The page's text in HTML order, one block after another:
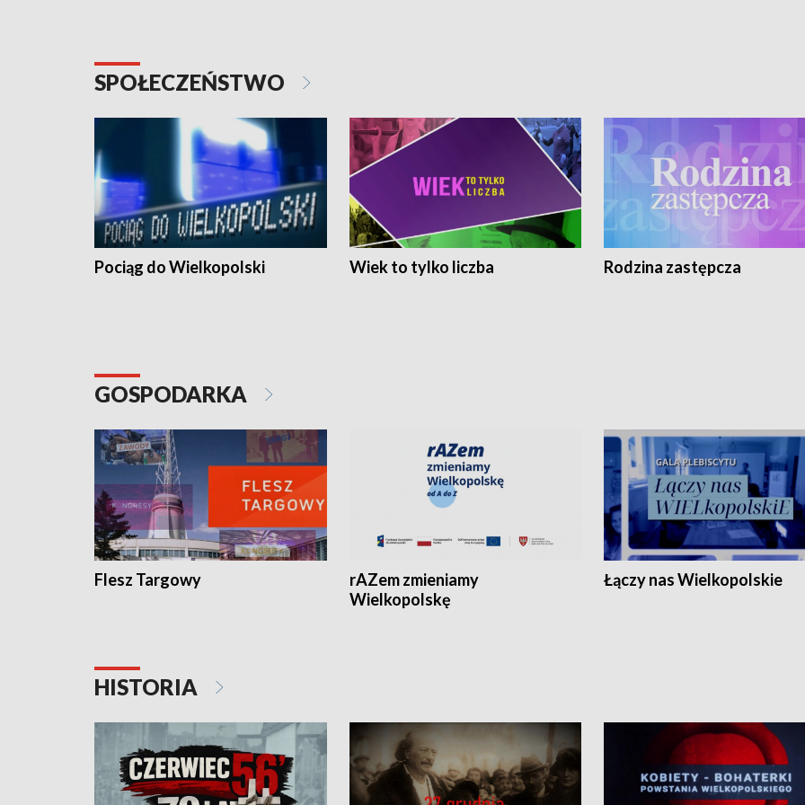
SPOŁECZEŃSTWO
Pociąg do Wielkopolski Wiek to tylko liczba Rodzina zastępcza
GOSPODARKA
Flesz Targowy
rAZem zmieniamy
Wielkopolskę
Łączy nas Wielkopolskie
HISTORIA